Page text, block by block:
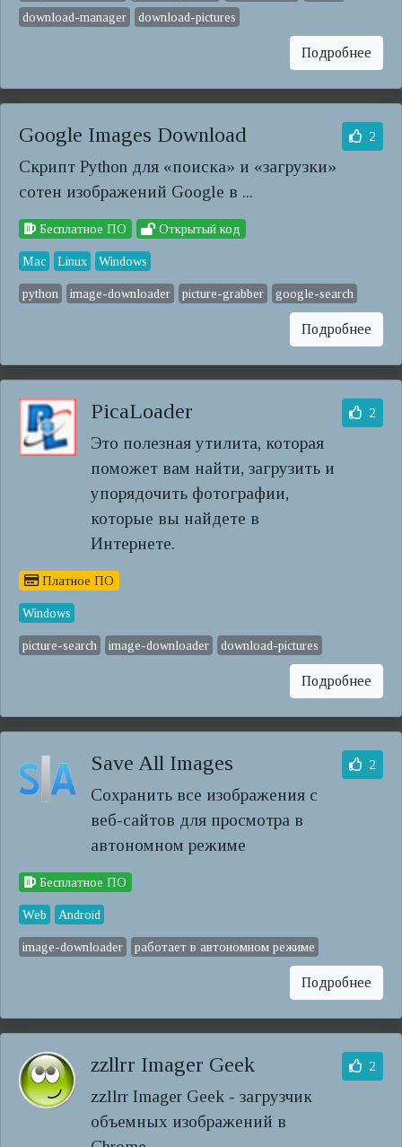
download-manager
download-pictures
Подробнее
Google Images Download
Скрипт Python для «поиска» и «загрузки»
сотен изображений Google в ...
2
Бесплатное ПО Открытый код
Mac Linux Windows
python image-downloader picture-grabber google-search
Подробнее
PicaLoader
Это полезная утилита, которая
поможет вам найти, загрузить и
упорядочить фотографии,
которые вы найдете в
Интернете.
2
Платное ПО
Windows
picture-search image-downloader download-pictures
Подробнее
Save All Images
Сохранить все изображения с
веб-сайтов для просмотра в
автономном режиме
2
Бесплатное ПО
Web Android
image-downloader работает в автономном режиме
Подробнее
zzllrr Imager Geek
zzllrr Imager Geek - загрузчик
объемных изображений в
2